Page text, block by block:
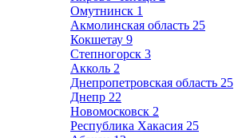
Омутнинск 1
Акмолинская область 25
Кокшетау 9
Степногорск 3
Акколь 2
Днепропетровская область 25
Днепр 22
Новомосковск 2
Республика Хакасия 25